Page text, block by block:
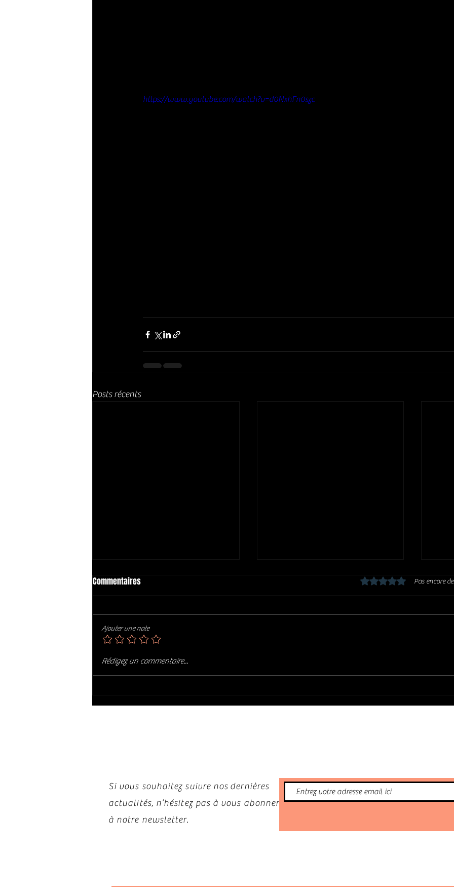
https://www.youtube.com/watch?v=d0NxhFn0szc
Posts récents
Les meilleurs groupes actuels
(en 2025) par pays
in Funkhaus Volumes 1 et 2
😢
Commentaires Noté 0 étoile sur 5.Pas encore
Ajouter une note
Rédigez un commentaire...
Si vous souhaitez suivre nos dernières
actualités, n’hésitez pas à vous abonner
à notre newsletter.